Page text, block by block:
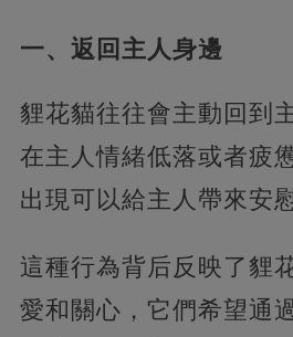
一、返回主人身邊
貍花貓往往會主動回到
在主人情緒低落或者疲
出現可以給主人帶來安
這種行為背后反映了貍
愛和關心，它們希望通